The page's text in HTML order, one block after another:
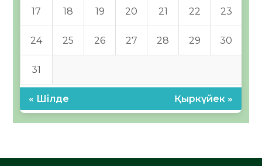
17 18 19 20 21 22 23
24 25 26 27 28 29 30
31
« Шілде Қыркүйек »